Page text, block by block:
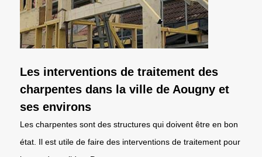
Les interventions de traitement des
charpentes dans la ville de Aougny et
ses environs
Les charpentes sont des structures qui doivent être en bon
état. Il est utile de faire des interventions de traitement pour